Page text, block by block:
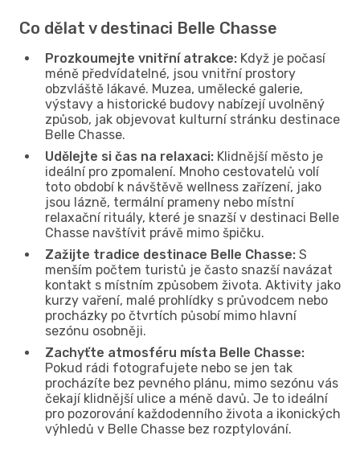
Co dělat v destinaci Belle Chasse
Prozkoumejte vnitřní atrakce: Když je počasí
méně předvídatelné, jsou vnitřní prostory
obzvláště lákavé. Muzea, umělecké galerie,
výstavy a historické budovy nabízejí uvolněný
způsob, jak objevovat kulturní stránku destinace
Belle Chasse.
Udělejte si čas na relaxaci: Klidnější město je
ideální pro zpomalení. Mnoho cestovatelů volí
toto období k návštěvě wellness zařízení, jako
jsou lázně, termální prameny nebo místní
relaxační rituály, které je snazší v destinaci Belle
Chasse navštívit právě mimo špičku.
Zažijte tradice destinace Belle Chasse: S
menším počtem turistů je často snazší navázat
kontakt s místním způsobem života. Aktivity jako
kurzy vaření, malé prohlídky s průvodcem nebo
procházky po čtvrtích působí mimo hlavní
sezónu osobněji.
Zachyťte atmosféru místa Belle Chasse:
Pokud rádi fotografujete nebo se jen tak
procházíte bez pevného plánu, mimo sezónu vás
čekají klidnější ulice a méně davů. Je to ideální
pro pozorování každodenního života a ikonických
výhledů v Belle Chasse bez rozptylování.